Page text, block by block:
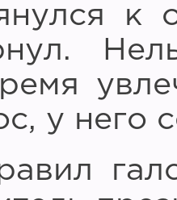
к
у него